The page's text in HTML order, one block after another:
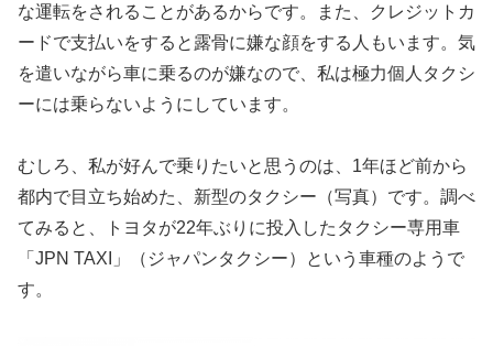
な運転をされることがあるからです。また、クレジットカ
ードで支払いをすると露骨に嫌な顔をする人もいます。気
を遣いながら車に乗るのが嫌なので、私は極力個人タクシ
ーには乗らないようにしています。
むしろ、私が好んで乗りたいと思うのは、1年ほど前から
都内で目立ち始めた、新型のタクシー（写真）です。調べ
てみると、トヨタが22年ぶりに投入したタクシー専用車
「JPN TAXI」（ジャパンタクシー）という車種のようで
す。